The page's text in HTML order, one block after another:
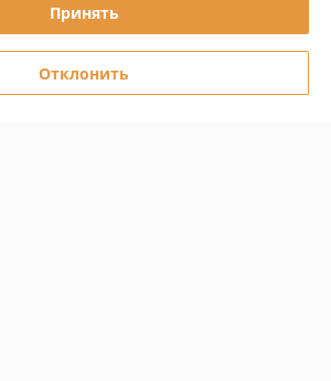
cookies
Принять
Отклонить